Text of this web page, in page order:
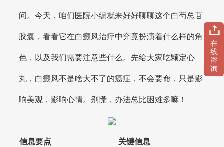
问。今天，咱们医院小编就来好好聊聊这个白芍总苷
胶囊，看看它在白癜风治疗中究竟扮演着什么样的角
色，以及我们需要注意些什么。先给大家吃颗定心
丸，白癜风不是啥大不了的癌症，不会要命，只是影
响美观，影响心情。别慌，办法总比困难多嘛！
信息要点 关键信息
在
线
咨
询